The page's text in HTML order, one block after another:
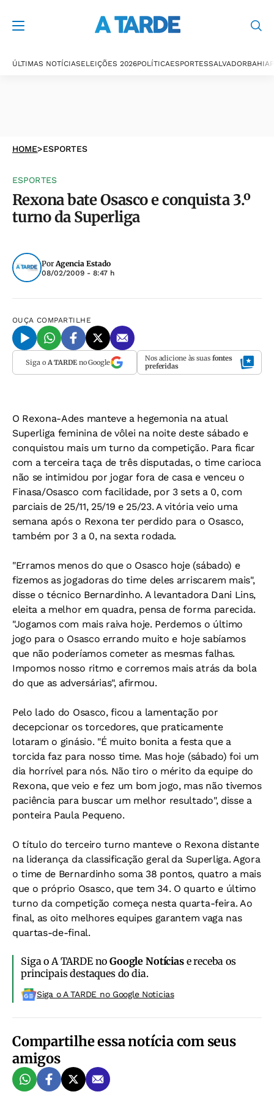
ÚLTIMAS NOTÍCIASELEIÇÕES 2026POLÍTICAESPORTESSALVADORBAHIA
HOME>ESPORTES
ESPORTES
Rexona bate Osasco e conquista 3.º
turno da Superliga
PorAgencia Estado
08/02/2009 - 8:47 h
OUÇA COMPARTILHE
Siga o A TARDEno Google Nos adicione às suas fontes
preferidas
O Rexona-Ades manteve a hegemonia na atual
Superliga feminina de vôlei na noite deste sábado e
conquistou mais um turno da competição. Para ficar
com a terceira taça de três disputadas, o time carioca
não se intimidou por jogar fora de casa e venceu o
Finasa/Osasco com facilidade, por 3 sets a 0, com
parciais de 25/11, 25/19 e 25/23. A vitória veio uma
semana após o Rexona ter perdido para o Osasco,
também por 3 a 0, na sexta rodada.
"Erramos menos do que o Osasco hoje (sábado) e
fizemos as jogadoras do time deles arriscarem mais",
disse o técnico Bernardinho. A levantadora Dani Lins,
eleita a melhor em quadra, pensa de forma parecida.
"Jogamos com mais raiva hoje. Perdemos o último
jogo para o Osasco errando muito e hoje sabíamos
que não poderíamos cometer as mesmas falhas.
Impomos nosso ritmo e corremos mais atrás da bola
do que as adversárias", afirmou.
Pelo lado do Osasco, ficou a lamentação por
decepcionar os torcedores, que praticamente
lotaram o ginásio. "É muito bonita a festa que a
torcida faz para nosso time. Mas hoje (sábado) foi um
dia horrível para nós. Não tiro o mérito da equipe do
Rexona, que veio e fez um bom jogo, mas não tivemos
paciência para buscar um melhor resultado", disse a
ponteira Paula Pequeno.
O título do terceiro turno manteve o Rexona distante
na liderança da classificação geral da Superliga. Agora
o time de Bernardinho soma 38 pontos, quatro a mais
que o próprio Osasco, que tem 34. O quarto e último
turno da competição começa nesta quarta-feira. Ao
final, as oito melhores equipes garantem vaga nas
quartas-de-final.
Siga o A TARDE noGoogle Notíciase receba os
principais destaques do dia.
Siga o A TARDE no Google Noticias
Compartilhe essa notícia com seus
amigos